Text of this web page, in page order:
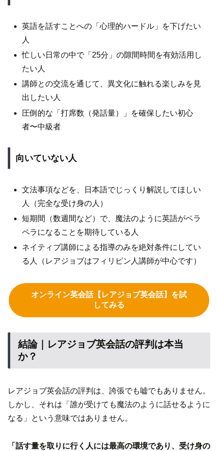
英語を話すことへの「心理的ハードル」を下げたい
人
忙しい日常の中で「25分」の隙間時間を有効活用し
たい人
講師との交流を通じて、異文化に触れる楽しみを見
出したい人
圧倒的な「打席数（発話量）」を確保したい初心
者〜中級者
向いていない人
文法事項などを、日本語でじっくり解説してほしい
人（完全な受け身の人）
短期間（数週間など）で、魔法のように英語がペラ
ペラになることを期待している人
ネイティブ講師による指導のみを絶対条件にしてい
る人（レアジョブはフィリピン人講師が中心です）
オンライン英会話【レアジョブ英会話】を試
してみる
結論｜レアジョブ英会話の評判は本当
か？
レアジョブ英会話の評判は、誇張でも嘘でもありません。
しかし、それは「誰が受けても魔法のように話せるように
なる」という意味ではありません。
「話す量を取りに行く人には最高の環境であり、受け身の